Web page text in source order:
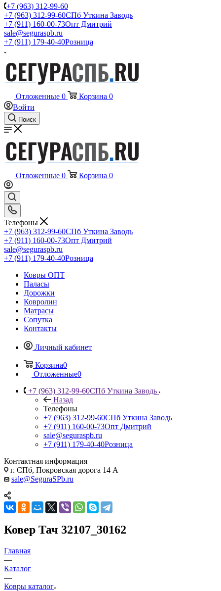
+7 (963) 312-99-60
+7 (963) 312-99-60СПб Уткина Заводь
+7 (911) 160-00-73Опт Дмитрий
sale@seguraspb.ru
+7 (911) 179-40-40Розница
Отложенные 0 Корзина 0
Войти
Поиск
Отложенные 0 Корзина 0
Телефоны
+7 (963) 312-99-60СПб Уткина Заводь
+7 (911) 160-00-73Опт Дмитрий
sale@seguraspb.ru
+7 (911) 179-40-40Розница
Ковры ОПТ
Паласы
Дорожки
Ковролин
Матрасы
Сопутка
Контакты
Личный кабинет
Корзина0
Отложенные0
+7 (963) 312-99-60СПб Уткина Заводь
Назад
Телефоны
+7 (963) 312-99-60СПб Уткина Заводь
+7 (911) 160-00-73Опт Дмитрий
sale@seguraspb.ru
+7 (911) 179-40-40Розница
Контактная информация
г. СПб, Покровская дорога 14 А
sale@SeguraSPb.ru
Ковер Тач 32107_30162
Главная
—
Каталог
—
Ковры каталог